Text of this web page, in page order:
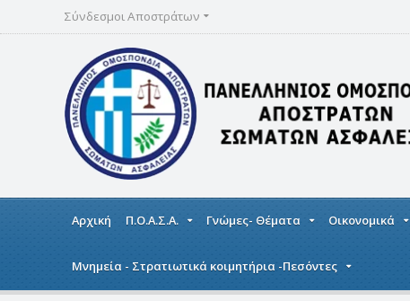
Σύνδεσμοι Αποστράτων
Αρχική Π.Ο.Α.Σ.Α. Γνώμες- Θέματα Οικονομικά
Μνημεία - Στρατιωτικά κοιμητήρια -Πεσόντες